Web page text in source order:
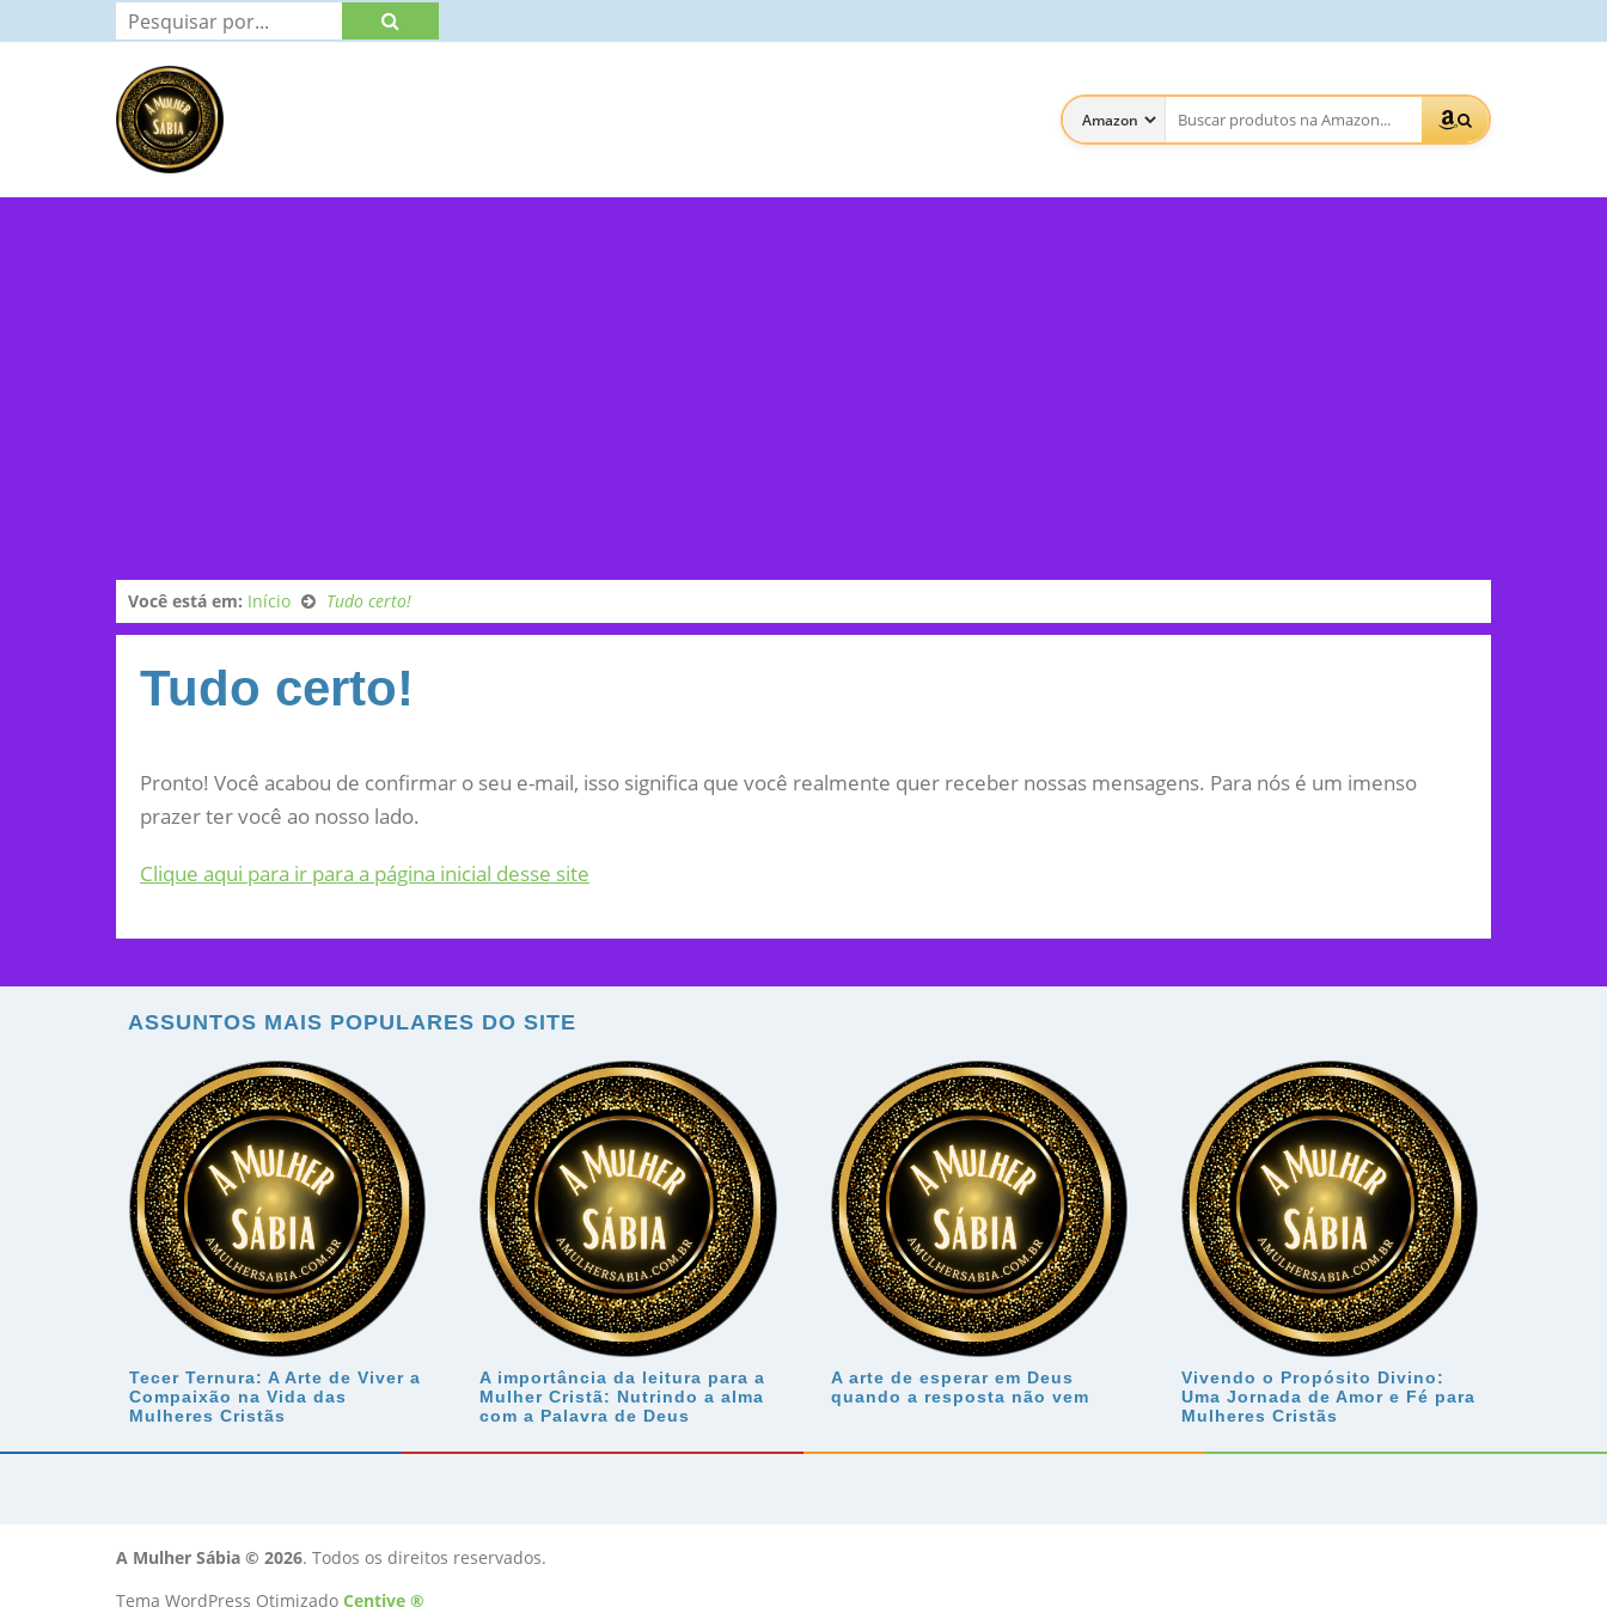
Você está em: Início Tudo certo!
Tudo certo!
Pronto! Você acabou de confirmar o seu e-mail, isso significa que você realmente quer receber nossas mensagens. Para nós é um imenso
prazer ter você ao nosso lado.
Clique aqui para ir para a página inicial desse site
ASSUNTOS MAIS POPULARES DO SITE
Tecer Ternura: A Arte de Viver a
Compaixão na Vida das
Mulheres Cristãs
A importância da leitura para a
Mulher Cristã: Nutrindo a alma
com a Palavra de Deus
A arte de esperar em Deus
quando a resposta não vem
Vivendo o Propósito Divino:
Uma Jornada de Amor e Fé para
Mulheres Cristãs
A Mulher Sábia © 2026. Todos os direitos reservados.
Tema WordPress Otimizado Centive ®